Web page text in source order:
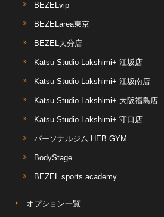
BEZELvip
BEZELarea東京
BEZEL大分店
Katsu Studio Lakshimi+ 江坂店
Katsu Studio Lakshimi+ 江坂南店
Katsu Studio Lakshimi+ 大阪福島店
Katsu Studio Lakshimi+ 守口店
パーソナルジム HEB GYM
BodyStage
BEZEL sports academy
オプション一覧